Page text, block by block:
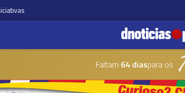
Faltam 64 diaspara os